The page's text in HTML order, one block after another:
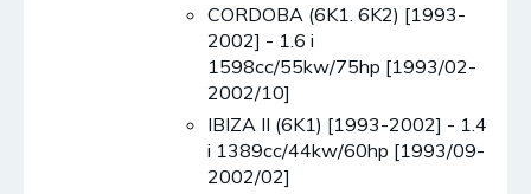
CORDOBA (6K1. 6K2) [1993-
2002] - 1.6 i
1598cc/55kw/75hp [1993/02-
2002/10]
IBIZA II (6K1) [1993-2002] - 1.4
i 1389cc/44kw/60hp [1993/09-
2002/02]